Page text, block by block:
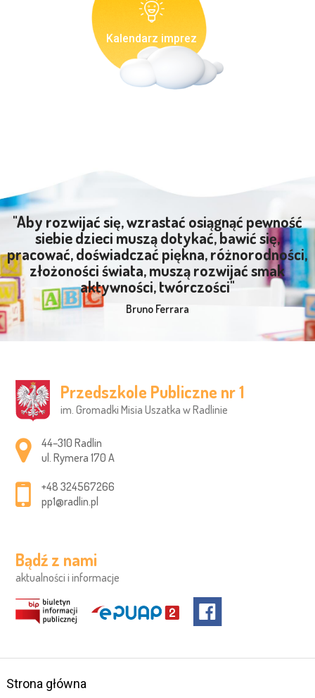
Kalendarz imprez
"Aby rozwijać się, wzrastać osiągnąć pewność
siebie dzieci muszą dotykać, bawić się,
pracować, doświadczać piękna, różnorodności,
złożoności świata, muszą rozwijać smak
aktywności, twórczości"
Bruno Ferrara
Przedszkole Publiczne nr 1
im. Gromadki Misia Uszatka w Radlinie
Adres pocztowy:
44–310 Radlin
ul. Rymera 170 A
+48 324567266
pp1@radlin.pl
Bądź z nami
aktualności i informacje
Strona główna